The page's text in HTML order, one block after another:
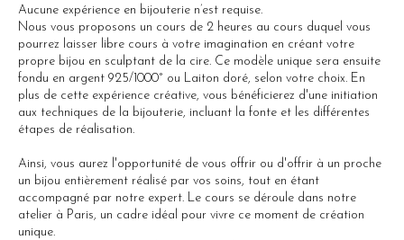
Aucune expérience en bijouterie n’est requise.
Nous vous proposons un cours de 2 heures au cours duquel vous
pourrez laisser libre cours à votre imagination en créant votre
propre bijou en sculptant de la cire. Ce modèle unique sera ensuite
fondu en argent 925/1000° ou Laiton doré, selon votre choix. En
plus de cette expérience créative, vous bénéficierez d'une initiation
aux techniques de la bijouterie, incluant la fonte et les différentes
étapes de réalisation.
Ainsi, vous aurez l'opportunité de vous offrir ou d'offrir à un proche
un bijou entièrement réalisé par vos soins, tout en étant
accompagné par notre expert. Le cours se déroule dans notre
atelier à Paris, un cadre idéal pour vivre ce moment de création
unique.